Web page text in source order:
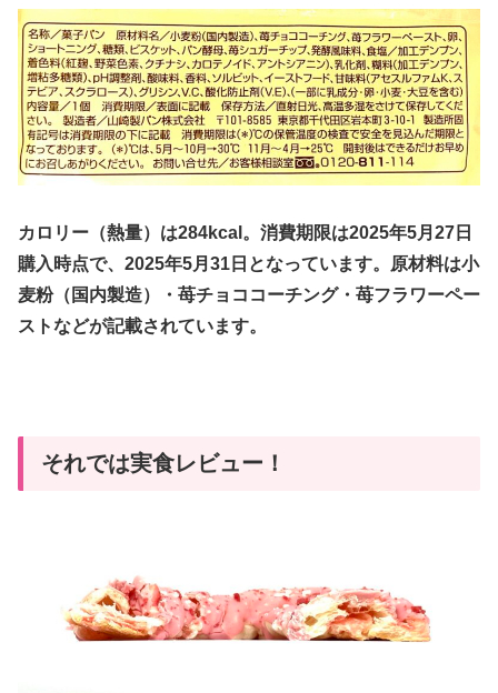
カロリー（熱量）は284kcal。消費期限は2025年5月27日
購入時点で、2025年5月31日となっています。原材料は小
麦粉（国内製造）・苺チョココーチング・苺フラワーペー
ストなどが記載されています。
それでは実食レビュー！